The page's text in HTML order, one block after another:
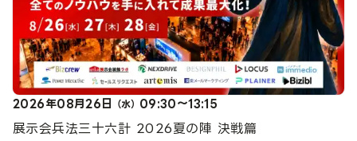
2026年08月26日 （水） 09:30～13:15
展示会兵法三十六計 2026夏の陣 決戦篇